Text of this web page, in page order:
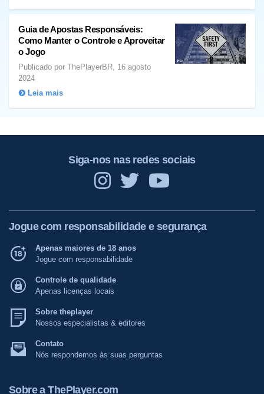
Guia de Apostas Responsáveis:
Como Manter o Controle e Aproveitar
o Jogo
Publicado por ThePlayerBR, 16 agosto
2024
Leia mais
Siga-nos nas redes sociais
Jogue com responsabilidade e segurança
Apenas maiores de 18 anos
Jogue com responsabilidade
Controle de qualidade
Apenas licenças locais
Sobre theplayer
Nossos especialistas & editores
Contato
Nós respondemos às suas perguntas
Sobre a ThePlayer.com